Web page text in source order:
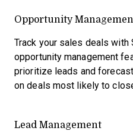
Opportunity
Track your sales deals with
opportunity management
prioritize leads and
on deals most likely to
Lead Management